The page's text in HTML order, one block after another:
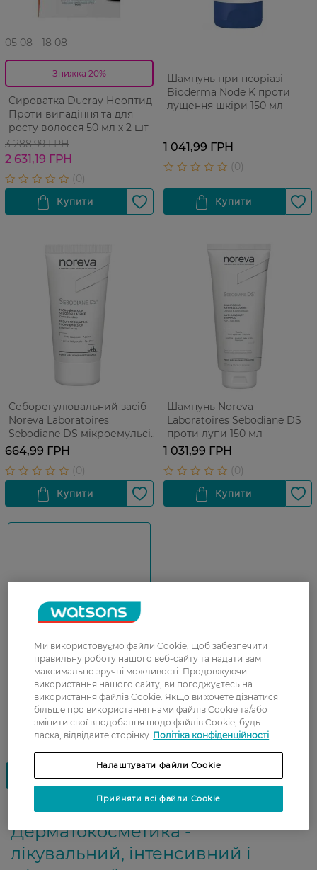
05 08 - 18 08
Знижка 20%
Сироватка Ducray Неоптид
Проти випадіння та для
росту волосся 50 мл х 2 шт
3 288,99 ГРН
2 631,19 ГРН
Шампунь при псоріазі
Bioderma Node K проти
лущення шкіри 150 мл
1 041,99 ГРН
Себорегулювальний засіб
Noreva Laboratoires
Sebodiane DS мікроемульсія
30 мл
664,99 ГРН
Шампунь Noreva
Laboratoires Sebodiane DS
проти лупи 150 мл
1 031,99 ГРН
Показати ще
Дерматокосметика -
лікувальний, інтенсивний і
Ми використовуємо файли Cookie, щоб забезпечити
правильну роботу нашого веб-сайту та надати вам
максимально зручні можливості. Продовжуючи
використання нашого сайту, ви погоджуєтесь на
використання файлів Cookie. Якщо ви хочете дізнатися
більше про використання нами файлів Cookie та/або
змінити свої вподобання щодо файлів Cookie, будь
ласка, відвідайте сторінку Політіка конфіденційності
Налаштувати файли Cookie
Прийняти всі файли Cookie